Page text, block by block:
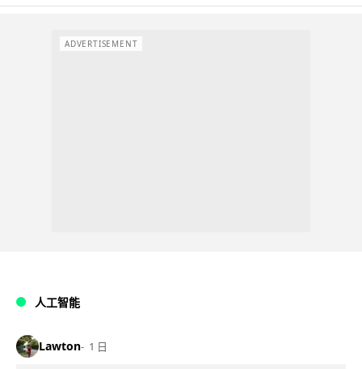
ADVERTISEMENT
人工智能
Lawton 1 日